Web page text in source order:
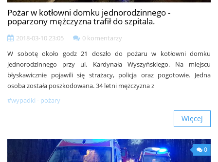
Pożar w kotłowni domku jednorodzinnego -
poparzony mężczyzna trafił do szpitala.
2018-03-10 23:05
0 komentarzy
W sobotę około godz 21 doszło do pożaru w kotłowni domku
jednorodzinnego przy ul. Kardynała Wyszyńskiego. Na miejscu
błyskawicznie pojawili się strażacy, policja oraz pogotowie. Jedna
osoba została poszkodowana. 34 letni mężczyzna z
#wypadki - pożary
Więcej
0